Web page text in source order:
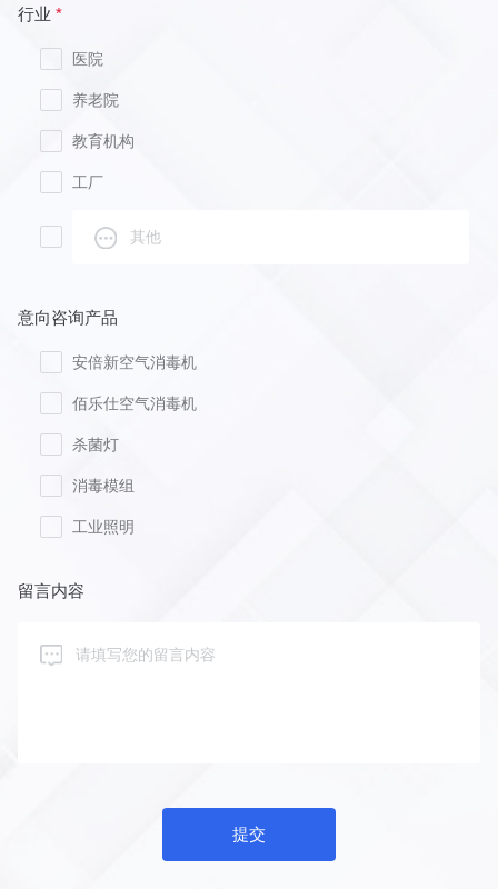
行业 *
医院
养老院
教育机构
工厂
意向咨询产品
安倍新空气消毒机
佰乐仕空气消毒机
杀菌灯
消毒模组
工业照明
留言内容
提交